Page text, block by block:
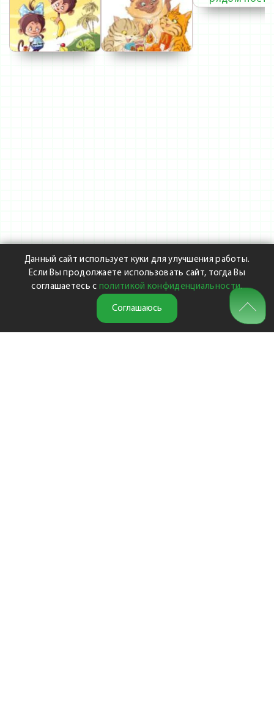
Данный сайт использует куки для улучшения работы.
Если Вы продолжаете использовать сайт, тогда Вы
соглашаетесь с политикой конфиденциальности.
Соглашаюсь